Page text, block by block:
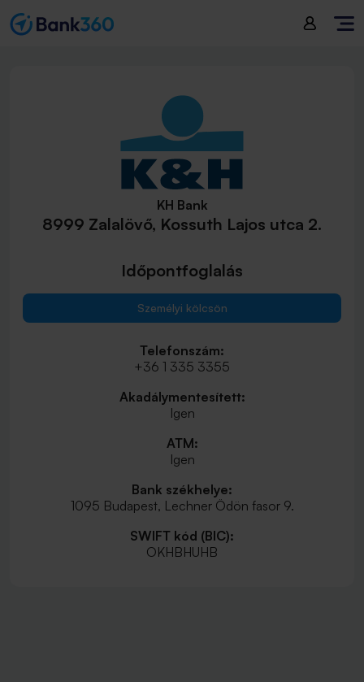
KH Bank
8999 Zalalövő, Kossuth Lajos utca 2.
Időpontfoglalás
Személyi kölcsön
Telefonszám:
+36 1 335 3355
Akadálymentesített:
Igen
ATM:
Igen
Bank székhelye:
1095 Budapest, Lechner Ödön fasor 9.
SWIFT kód (BIC):
OKHBHUHB